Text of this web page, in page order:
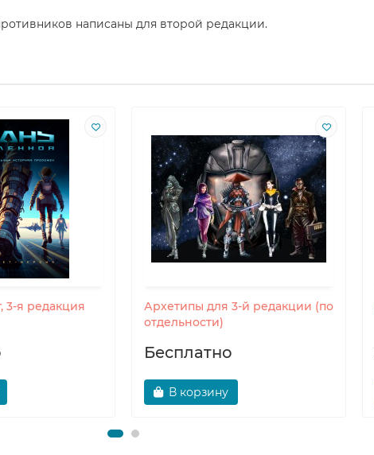
написаны для второй редакции.
3-я редакция
Архетипы для 3-й редакции (по
отдельности)
Бесплатно
В корзину